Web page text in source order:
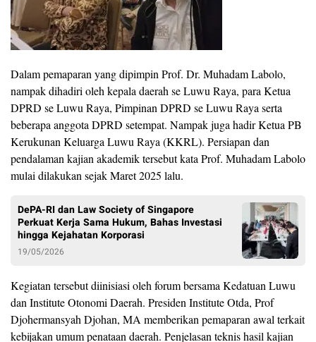
Dalam pemaparan yang dipimpin Prof. Dr. Muhadam Labolo,
nampak dihadiri oleh kepala daerah se Luwu Raya, para Ketua
DPRD se Luwu Raya, Pimpinan DPRD se Luwu Raya serta
beberapa anggota DPRD setempat. Nampak juga hadir Ketua PB
Kerukunan Keluarga Luwu Raya (KKRL). Persiapan dan
pendalaman kajian akademik tersebut kata Prof. Muhadam Labolo
mulai dilakukan sejak Maret 2025 lalu.
DePA-RI dan Law Society of Singapore
Perkuat Kerja Sama Hukum, Bahas Investasi
hingga Kejahatan Korporasi
19/05/2026
Kegiatan tersebut diinisiasi oleh forum bersama Kedatuan Luwu
dan Institute Otonomi Daerah. Presiden Institute Otda, Prof
Djohermansyah Djohan, MA memberikan pemaparan awal terkait
kebijakan umum penataan daerah. Penjelasan teknis hasil kajian